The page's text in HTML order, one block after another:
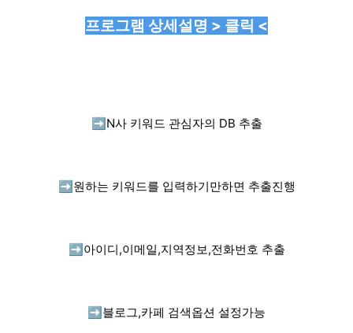
프로그램 상세설명 > 클릭 <
➡️ N사 키워드 관심자의 DB 추출
➡️ 원하는 키워드를 입력하기만하면 추출진행
➡️ 아이디,이메일,지역정보,전화번호 추출
➡️ 블로그,카페 검색옵션 설정가능